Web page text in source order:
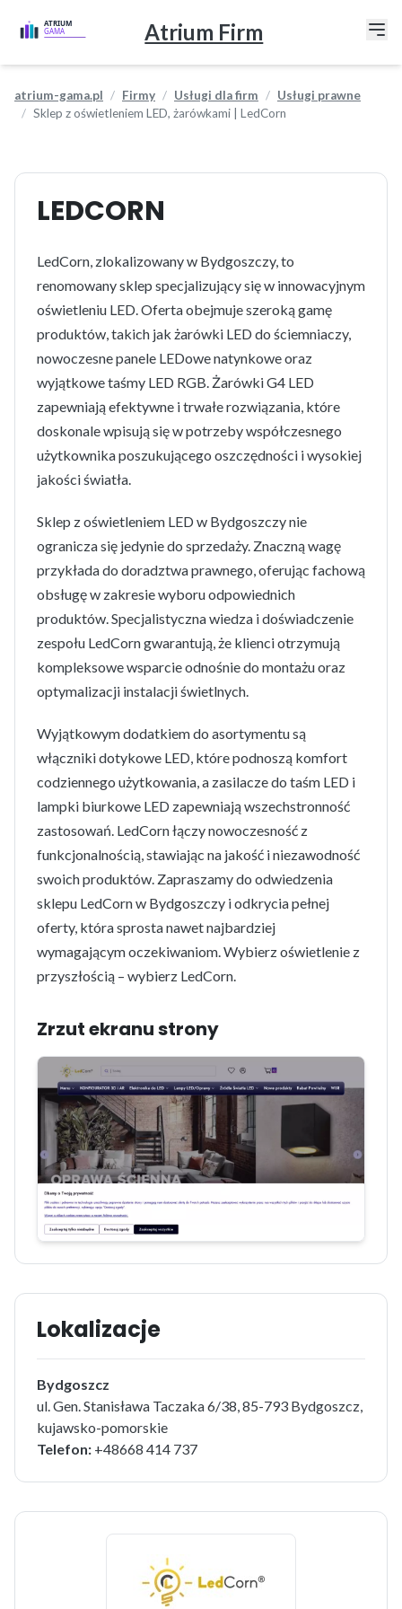
Atrium Firm
atrium-gama.pl Firmy Usługi dla firm
Usługi prawne
Sklep z oświetleniem LED, żarówkami | LedCorn
LEDCORN
LedCorn, zlokalizowany w Bydgoszczy, to
renomowany sklep specjalizujący się w innowacyjnym
oświetleniu LED. Oferta obejmuje szeroką gamę
produktów, takich jak żarówki LED do ściemniaczy,
nowoczesne panele LEDowe natynkowe oraz
wyjątkowe taśmy LED RGB. Żarówki G4 LED
zapewniają efektywne i trwałe rozwiązania, które
doskonale wpisują się w potrzeby współczesnego
użytkownika poszukującego oszczędności i wysokiej
jakości światła.
Sklep z oświetleniem LED w Bydgoszczy nie
ogranicza się jedynie do sprzedaży. Znaczną wagę
przykłada do doradztwa prawnego, oferując fachową
obsługę w zakresie wyboru odpowiednich
produktów. Specjalistyczna wiedza i doświadczenie
zespołu LedCorn gwarantują, że klienci otrzymują
kompleksowe wsparcie odnośnie do montażu oraz
optymalizacji instalacji świetlnych.
Wyjątkowym dodatkiem do asortymentu są
włączniki dotykowe LED, które podnoszą komfort
codziennego użytkowania, a zasilacze do taśm LED i
lampki biurkowe LED zapewniają wszechstronność
zastosowań. LedCorn łączy nowoczesność z
funkcjonalnością, stawiając na jakość i niezawodność
swoich produktów. Zapraszamy do odwiedzenia
sklepu LedCorn w Bydgoszczy i odkrycia pełnej
oferty, która sprosta nawet najbardziej
wymagającym oczekiwaniom. Wybierz oświetlenie z
przyszłością – wybierz LedCorn.
Zrzut ekranu strony
Lokalizacje
Bydgoszcz
ul. Gen. Stanisława Taczaka 6/38, 85-793 Bydgoszcz,
kujawsko-pomorskie
Telefon: +48668 414 737